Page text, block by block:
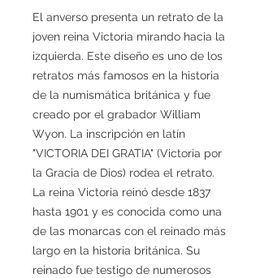
El anverso presenta un retrato de la
joven reina Victoria mirando hacia la
izquierda. Este diseño es uno de los
retratos más famosos en la historia
de la numismática británica y fue
creado por el grabador William
Wyon. La inscripción en latín
"VICTORIA DEI GRATIA" (Victoria por
la Gracia de Dios) rodea el retrato.
La reina Victoria reinó desde 1837
hasta 1901 y es conocida como una
de las monarcas con el reinado más
largo en la historia británica. Su
reinado fue testigo de numerosos